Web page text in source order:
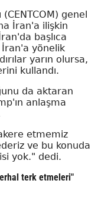
genel
İran'a ilişkin
başlıca
İran'a yönelik
yarın olursa,
kullandı.
da aktaran
anlaşma
etmemiz
ve bu konuda
yok." dedi.
terk etmeleri"